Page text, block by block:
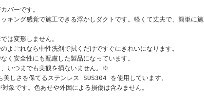
バーです。
キング感覚で施工できる浮かしダクトです。軽くて丈夫で、簡単に施
は変形しません。
よごれなら中性洗剤で拭くだけですぐにきれいになります。
く安全性にも配慮した製品になっています。
いつまでも美観を損ないません。※
しさを保てるステンレス SUS304 を使用しています。
象です。色あせや外因による損傷は含みません。